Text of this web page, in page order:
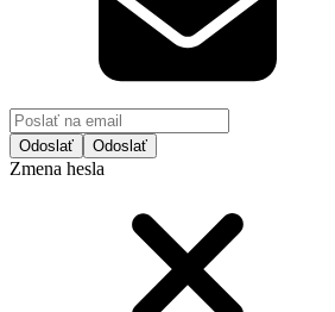
Odoslať
Zmena hesla